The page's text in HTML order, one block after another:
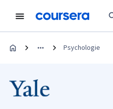
Psychologie